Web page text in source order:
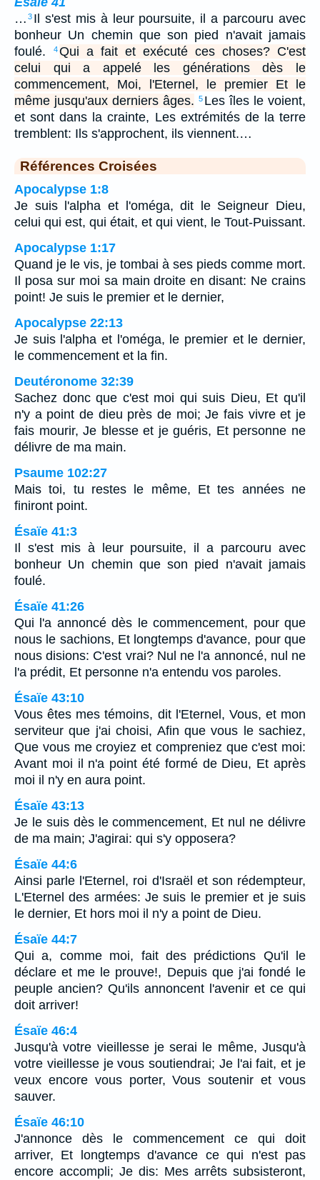
… 3 Il s'est mis à leur poursuite, il a parcouru avec
bonheur Un chemin que son pied n'avait jamais
foulé.
4Qui a fait et exécuté ces choses? C'est
celui qui a appelé les générations dès le
commencement, Moi, l'Eternel, le premier Et le
même jusqu'aux derniers âges.
5 Les îles le voient,
et sont dans la crainte, Les extrémités de la terre
tremblent: Ils s'approchent, ils viennent.…
Références Croisées
Apocalypse 1:8
Je suis l'alpha et l'oméga, dit le Seigneur Dieu,
celui qui est, qui était, et qui vient, le Tout-Puissant.
Apocalypse 1:17
Quand je le vis, je tombai à ses pieds comme mort.
Il posa sur moi sa main droite en disant: Ne crains
point! Je suis le premier et le dernier,
Apocalypse 22:13
Je suis l'alpha et l'oméga, le premier et le dernier,
le commencement et la fin.
Deutéronome 32:39
Sachez donc que c'est moi qui suis Dieu, Et qu'il
n'y a point de dieu près de moi; Je fais vivre et je
fais mourir, Je blesse et je guéris, Et personne ne
délivre de ma main.
Psaume 102:27
Mais toi, tu restes le même, Et tes années ne
finiront point.
Ésaïe 41:3
Il s'est mis à leur poursuite, il a parcouru avec
bonheur Un chemin que son pied n'avait jamais
foulé.
Ésaïe 41:26
Qui l'a annoncé dès le commencement, pour que
nous le sachions, Et longtemps d'avance, pour que
nous disions: C'est vrai? Nul ne l'a annoncé, nul ne
l'a prédit, Et personne n'a entendu vos paroles.
Ésaïe 43:10
Vous êtes mes témoins, dit l'Eternel, Vous, et mon
serviteur que j'ai choisi, Afin que vous le sachiez,
Que vous me croyiez et compreniez que c'est moi:
Avant moi il n'a point été formé de Dieu, Et après
moi il n'y en aura point.
Ésaïe 43:13
Je le suis dès le commencement, Et nul ne délivre
de ma main; J'agirai: qui s'y opposera?
Ésaïe 44:6
Ainsi parle l'Eternel, roi d'Israël et son rédempteur,
L'Eternel des armées: Je suis le premier et je suis
le dernier, Et hors moi il n'y a point de Dieu.
Ésaïe 44:7
Qui a, comme moi, fait des prédictions Qu'il le
déclare et me le prouve!, Depuis que j'ai fondé le
peuple ancien? Qu'ils annoncent l'avenir et ce qui
doit arriver!
Ésaïe 46:4
Jusqu'à votre vieillesse je serai le même, Jusqu'à
votre vieillesse je vous soutiendrai; Je l'ai fait, et je
veux encore vous porter, Vous soutenir et vous
sauver.
Ésaïe 46:10
J'annonce dès le commencement ce qui doit
arriver, Et longtemps d'avance ce qui n'est pas
encore accompli; Je dis: Mes arrêts subsisteront,